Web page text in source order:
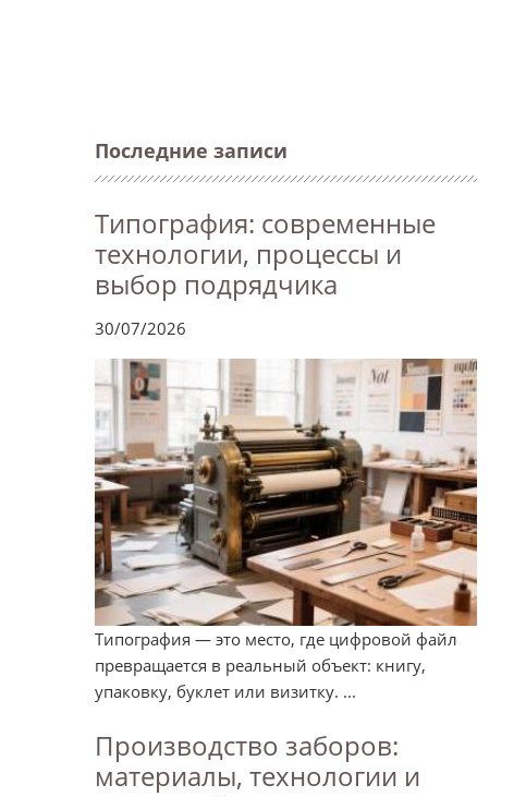
Последние записи
Типография: современные
технологии, процессы и
выбор подрядчика
30/07/2026
Типография — это место, где цифровой файл
превращается в реальный объект: книгу,
упаковку, буклет или визитку. ...
Производство заборов:
материалы, технологии и